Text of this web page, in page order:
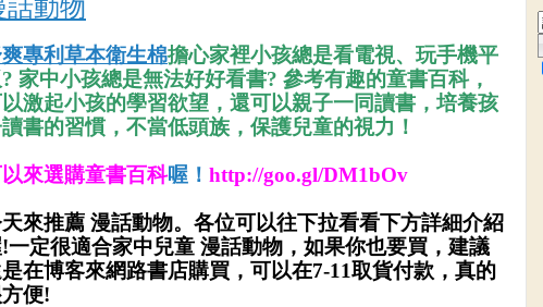
話動物
專利草本衛生棉擔心家裡小孩總是看電視、玩手機平
家中小孩總是無法好好看書? 參考有趣的童書百科，
激起小孩的學習欲望，還可以親子一同讀書，培養孩
書的習慣，不當低頭族，保護兒童的視力！
來選購童書百科喔！ http://goo.gl/DM1bOv
來推薦 漫話動物。各位可以往下拉看看下方詳細介紹
一定很適合家中兒童 漫話動物， 如果你也要買，建議
在博客來網路書店購買，可以在7-11取貨付款，真的
便!